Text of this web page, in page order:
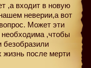
,а входит в новую
неверии,а вот
Может эти
,чтобы
безобразили
после мерти